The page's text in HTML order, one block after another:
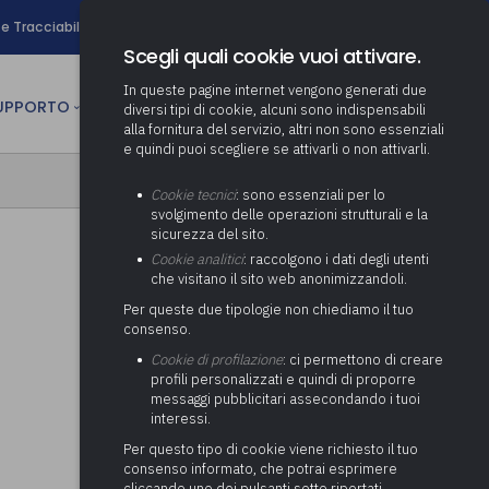
e Tracciabilità
Determinazione fondo risorse
decentrate
Pratiche previdenziali
ai comuni per l’attivazione di
(Partenariato Pubblico
Privato)
Società e organismi
adempimenti degli enti locali
Adeguamento del sistema di
gestione documentale alle
nuove linee guida sul
documento informatico
Protezione dei Dati (RPD,
altrimenti denominato Data
Protection Officer, DPO)
Supporto transizione al
digitale
Gestione IVA
Gestione IRAP
Consolidato
Relazione di fine e inizio
mandato
Supporto alla predisposizione
del Piano Economico-
Attività di supporto Gare
Energetiche (ex Legge 10/91)
Controllo Pratiche Sismiche
CULTURA person AREA RISERVATA
Scegli quali cookie vuoi attivare.
In queste pagine internet vengono generati due
diversi tipi di cookie, alcuni sono indispensabili
alla fornitura del servizio, altri non sono essenziali
e quindi puoi scegliere se attivarli o non attivarli.
Cookie tecnici: sono essenziali per lo
svolgimento delle operazioni strutturali e la
sicurezza del sito.
Cookie analitici: raccolgono i dati degli utenti
che visitano il sito web anonimizzandoli.
Per queste due tipologie non chiediamo il tuo
consenso.
Cookie di profilazione: ci permettono di creare
profili personalizzati e quindi di proporre
messaggi pubblicitari assecondando i tuoi
interessi.
Per questo tipo di cookie viene richiesto il tuo
consenso informato, che potrai esprimere